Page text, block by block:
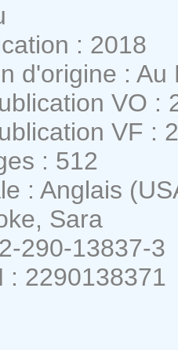
: 2018
d'origine : Au
VO :
VF :
: 512
: Anglais
Sara
290-13837-3
: 2290138371